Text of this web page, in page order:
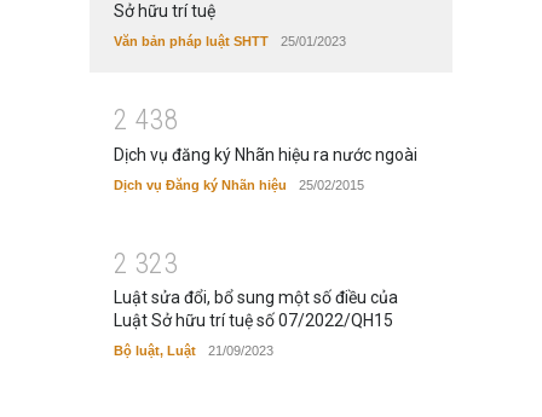
Sở hữu trí tuệ
Văn bản pháp luật SHTT 25/01/2023
2 438
Dịch vụ đăng ký Nhãn hiệu ra nước ngoài
Dịch vụ Đăng ký Nhãn hiệu 25/02/2015
2 323
Luật sửa đổi, bổ sung một số điều của
Luật Sở hữu trí tuệ số 07/2022/QH15
Bộ luật, Luật 21/09/2023